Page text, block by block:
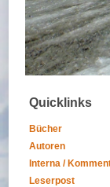
Quicklinks
Bücher
Autoren
Interna /
Leserpost